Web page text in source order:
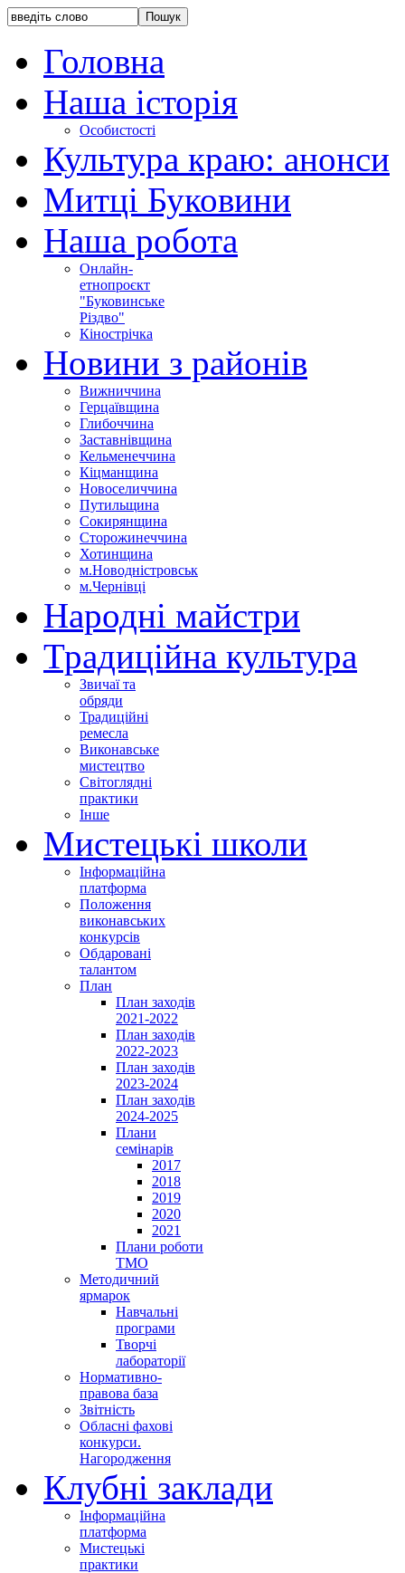
Головна
Наша історія
Особистості
Культура краю: анонси
Митці Буковини
Наша робота
Онлайн-
етнопроєкт
"Буковинське
Різдво"
Кінострічка
Новини з районів
Вижниччина
Герцаївщина
Глибоччина
Заставнівщина
Кельменеччина
Кіцманщина
Новоселиччина
Путильщина
Сокирянщина
Сторожинеччина
Хотинщина
м.Новодністровськ
м.Чернівці
Народні майстри
Традиційна культура
Звичаї та
обряди
Традиційні
ремесла
Виконавське
мистецтво
Світоглядні
практики
Інше
Мистецькі школи
Інформаційна
платформа
Положення
виконавських
конкурсів
Обдаровані
талантом
План
План заходів
2021-2022
План заходів
2022-2023
План заходів
2023-2024
План заходів
2024-2025
Плани
семінарів
2017
2018
2019
2020
2021
Плани роботи
ТМО
Методичний
ярмарок
Навчальні
програми
Творчі
лабораторії
Нормативно-
правова база
Звітність
Обласні фахові
конкурси.
Нагородження
Клубні заклади
Інформаційна
платформа
Мистецькі
практики